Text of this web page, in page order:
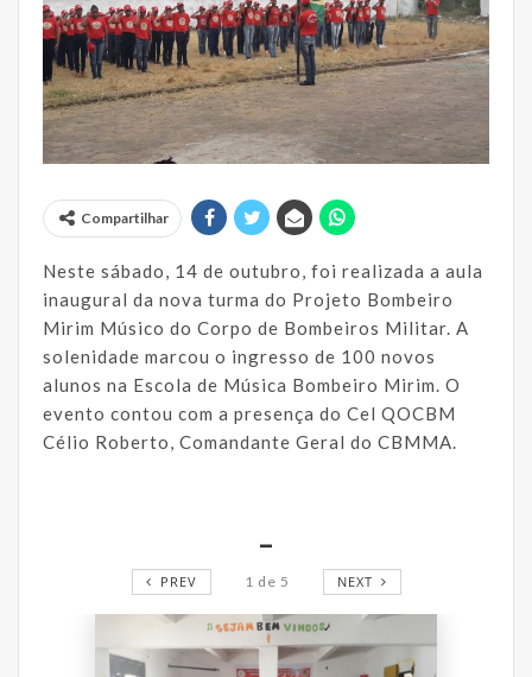
Compartilhar
Neste sábado, 14 de outubro, foi realizada a aula
inaugural da nova turma do Projeto Bombeiro
Mirim Músico do Corpo de Bombeiros Militar. A
solenidade marcou o ingresso de 100 novos
alunos na Escola de Música Bombeiro Mirim. O
evento contou com a presença do Cel QOCBM
Célio Roberto, Comandante Geral do CBMMA.
PREV 1 de 5 NEXT